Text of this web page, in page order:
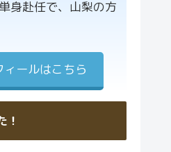
身赴任で、山梨の方
ールはこちら
！